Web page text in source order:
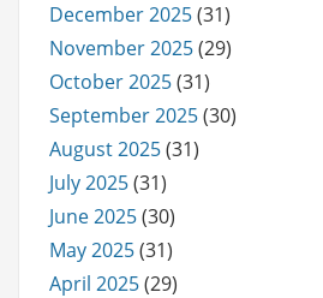
December 2025(31)
November 2025(29)
October 2025(31)
September 2025(30)
August 2025(31)
July 2025(31)
June 2025(30)
May 2025(31)
April 2025(29)